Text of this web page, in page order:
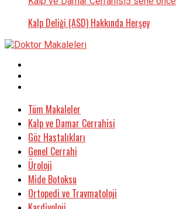
Kalp Deliği (ASD) Hakkında Herşey
Tüm Makaleler
Kalp ve Damar Cerrahisi
Göz Hastalıkları
Genel Cerrahi
Üroloji
Mide Botoksu
Ortopedi ve Travmatoloji